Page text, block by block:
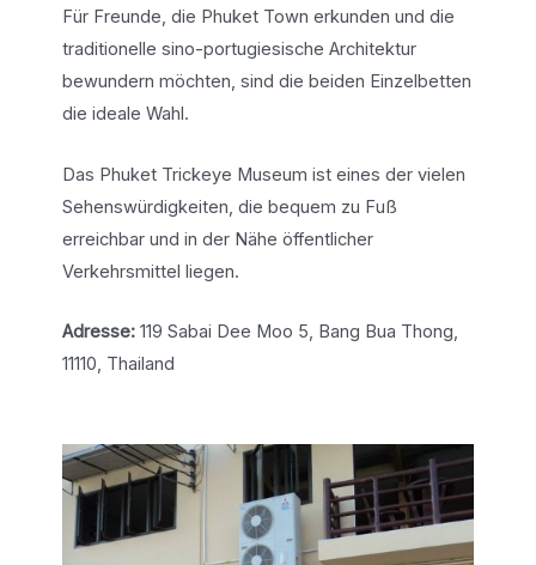
Für Freunde, die Phuket Town erkunden und die
traditionelle sino-portugiesische Architektur
bewundern möchten, sind die beiden Einzelbetten
die ideale Wahl.
Das Phuket Trickeye Museum ist eines der vielen
Sehenswürdigkeiten, die bequem zu Fuß
erreichbar und in der Nähe öffentlicher
Verkehrsmittel liegen.
Adresse:119 Sabai Dee Moo 5, Bang Bua Thong,
11110, Thailand